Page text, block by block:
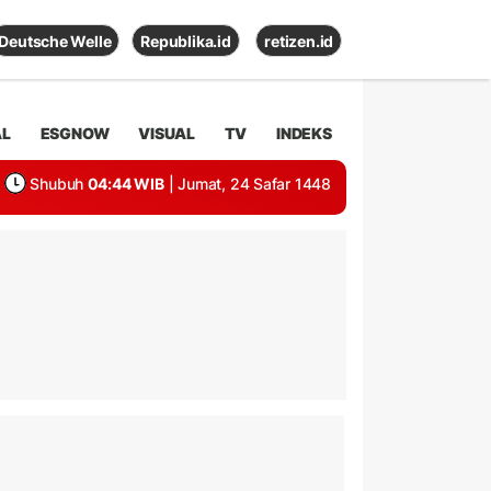
Deutsche Welle Republika.id retizen.id
ESGNOW VISUAL TV INDEKS
Shubuh 04:44 WIB | Jumat, 24 Safar 1448